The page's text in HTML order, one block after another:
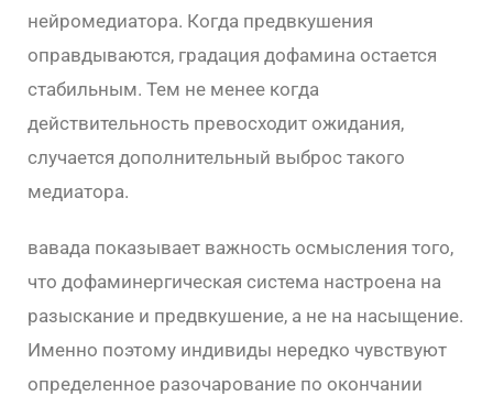
нейромедиатора. Когда предвкушения
оправдываются, градация дофамина остается
стабильным. Тем не менее когда
действительность превосходит ожидания,
случается дополнительный выброс такого
медиатора.
вавада показывает важность осмысления того,
что дофаминергическая система настроена на
разыскание и предвкушение, а не на насыщение.
Именно поэтому индивиды нередко чувствуют
определенное разочарование по окончании